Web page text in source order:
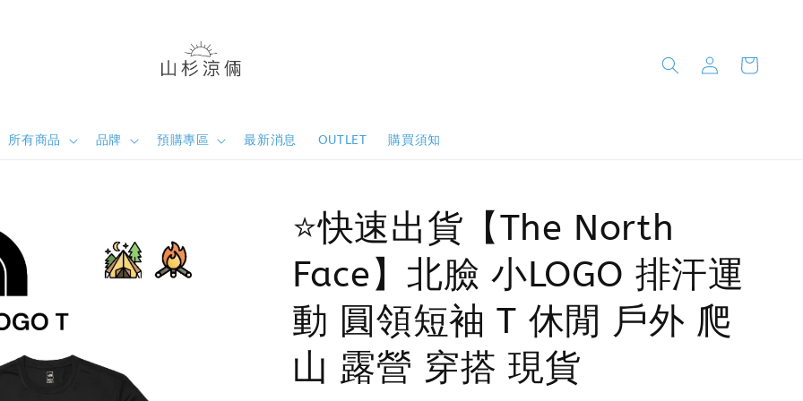
所有商品 品牌 預購專區 最新消息 OUTLET 購買須知
⭐️快速出貨【The North
Face】北臉 小LOGO 排汗運
動 圓領短袖 T 休閒 戶外 爬
山 露營 穿搭 現貨